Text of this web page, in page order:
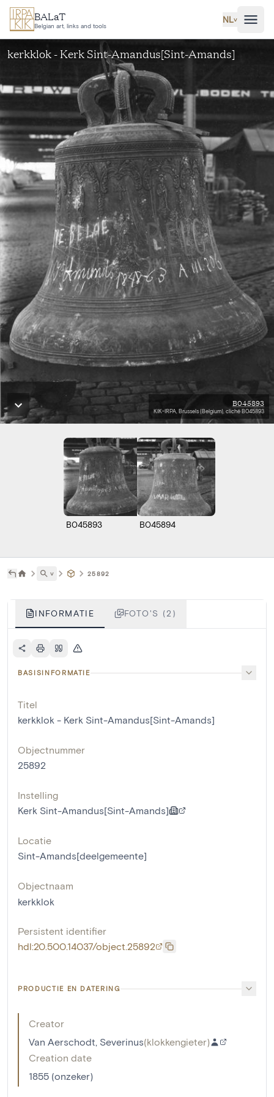
Ga naar hoofdinhoud
BALaT
Belgian art, links and tools
NL˅
kerkklok - Kerk Sint-Amandus[Sint-Amands]
B045893
KIK-IRPA, Brussels (Belgium), cliché B045893
B045893 B045894
˅ 25892
INFORMATIE FOTO'S (2)
BASISINFORMATIE
Titel
kerkklok - Kerk Sint-Amandus[Sint-Amands]
Objectnummer
25892
Instelling
Kerk Sint-Amandus[Sint-Amands]
Locatie
Sint-Amands[deelgemeente]
Objectnaam
kerkklok
Persistent identifier
hdl:20.500.14037/object.25892
PRODUCTIE EN DATERING
Creator
Van Aerschodt, Severinus(klokkengieter)
Creation date
1855 (onzeker)